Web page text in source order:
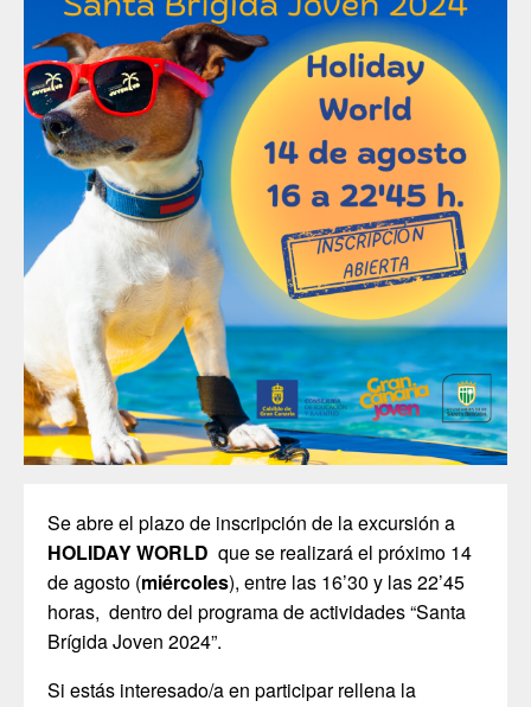
Se abre el plazo de inscripción de la excursión a
HOLIDAY WORLD que se realizará el próximo 14
de agosto (miércoles), entre las 16’30 y las 22’45
horas, dentro del programa de actividades “Santa
Brígida Joven 2024”.
Si estás interesado/a en participar rellena la